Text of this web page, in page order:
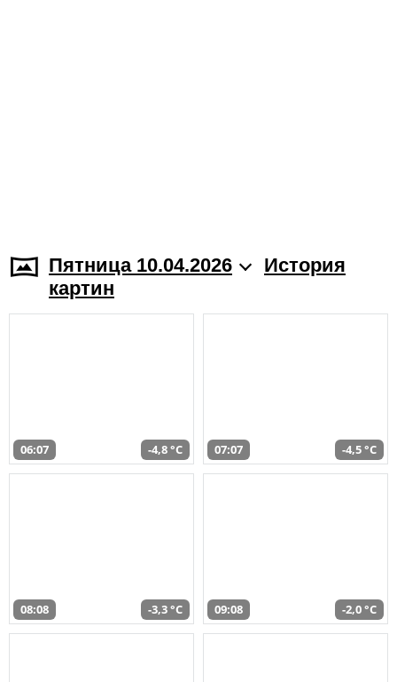
Пятница 10.04.2026
История
картин
06:07 -4,8 °C 07:07 -4,5 °C
08:08 -3,3 °C 09:08 -2,0 °C